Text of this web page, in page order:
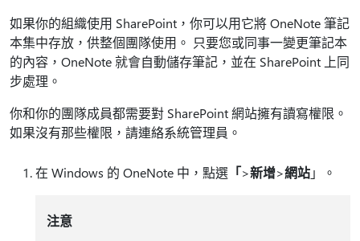
如果你的組織使用 SharePoint，你可以用它將 OneNote 筆記
本集中存放，供整個團隊使用。 只要您或同事一變更筆記本
的內容，OneNote 就會自動儲存筆記，並在 SharePoint 上同
步處理。
你和你的團隊成員都需要對 SharePoint 網站擁有讀寫權限。
如果沒有那些權限，請連絡系統管理員。
在 Windows 的 OneNote 中，點選 「>新增>網站」。
注意